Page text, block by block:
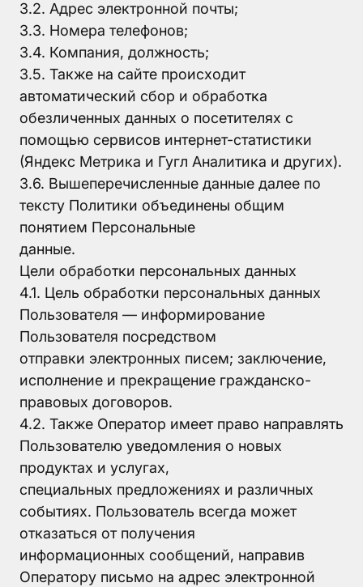
3.2. Адрес электронной почты;
3.3. Номера телефонов;
3.4. Компания, должность;
3.5. Также на сайте происходит
автоматический сбор и обработка
обезличенных данных о посетителях с
помощью сервисов интернет-статистики
(Яндекс Метрика и Гугл Аналитика и других).
3.6. Вышеперечисленные данные далее по
тексту Политики объединены общим
понятием Персональные
данные.
Цели обработки персональных данных
4.1. Цель обработки персональных данных
Пользователя — информирование
Пользователя посредством
отправки электронных писем; заключение,
исполнение и прекращение гражданско-
правовых договоров.
4.2. Также Оператор имеет право направлять
Пользователю уведомления о новых
продуктах и услугах,
специальных предложениях и различных
событиях. Пользователь всегда может
отказаться от получения
информационных сообщений, направив
Оператору письмо на адрес электронной